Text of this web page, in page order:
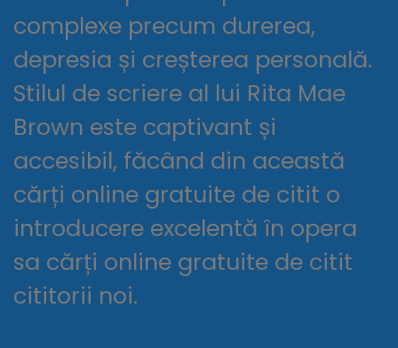
complexe precum durerea,
depresia și creșterea personală.
Stilul de scriere al lui Rita Mae
Brown este captivant și
accesibil, făcând din această
cărți online gratuite de citit o
introducere excelentă în opera
sa cărți online gratuite de citit
cititorii noi.